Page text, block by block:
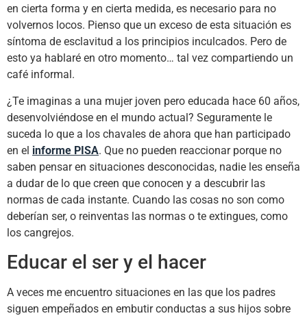
en cierta forma y en cierta medida, es necesario para no
volvernos locos. Pienso que un exceso de esta situación es
síntoma de esclavitud a los principios inculcados. Pero de
esto ya hablaré en otro momento… tal vez compartiendo un
café informal.
¿Te imaginas a una mujer joven pero educada hace 60 años,
desenvolviéndose en el mundo actual? Seguramente le
suceda lo que a los chavales de ahora que han participado
en el informe PISA. Que no pueden reaccionar porque no
saben pensar en situaciones desconocidas, nadie les enseña
a dudar de lo que creen que conocen y a descubrir las
normas de cada instante. Cuando las cosas no son como
deberían ser, o reinventas las normas o te extingues, como
los cangrejos.
Educar el ser y el hacer
A veces me encuentro situaciones en las que los padres
siguen empeñados en embutir conductas a sus hijos sobre